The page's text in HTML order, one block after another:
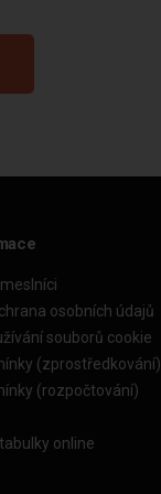
osobních údajů
souborů cookie
(zprostředkování)
(rozpočtování)
online